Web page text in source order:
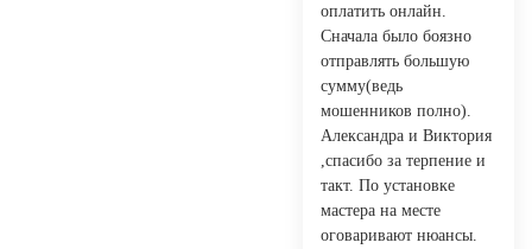
оплатить онлайн.
Сначала было боязно
отправлять большую
сумму(ведь
мошенников полно).
Александра и Виктория
,спасибо за терпение и
такт. По установке
мастера на месте
оговаривают нюансы.